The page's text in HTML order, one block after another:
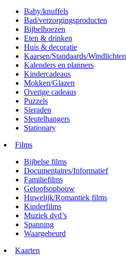
Baby/knuffels
Bad/verzorgingsproducten
Bijbelhoezen
Eten & drinken
Huis & decoratie
Kaarsen/Standaards/Windlichten
Kalenders en planners
Kindercadeaus
Mokken/Glazen
Overige cadeaus
Puzzels
Sieraden
Sleutelhangers
Stationary
Films
Bijbelse films
Documentaires/Informatief
Familiefilms
Geloofsopbouw
Huwelijk/Romantiek films
Kinderfilms
Muziek dvd’s
Spanning
Waargebeurd
Kaarten